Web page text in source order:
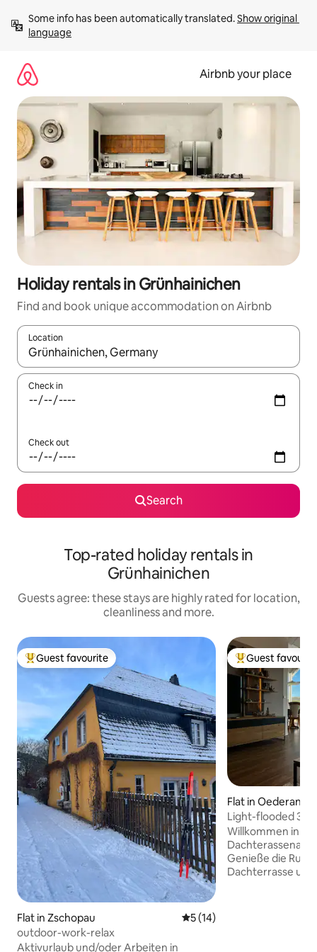
content
Some info has been automatically translated. Show original
language
Airbnb your place
Holiday rentals in Grünhainichen
Find and book unique accommodation on Airbnb
Location
When results are available, navigate with the up and down
Check in
Check out
Search
Top-rated holiday rentals in
Grünhainichen
Guests agree: these stays are highly rated for location,
cleanliness and more.
Top guest favourite
Guest favourite
Flat in Zschopau 5 out of 5 average rating,
5 (14)
outdoor-work-relax
Aktivurlaub und/oder Arbeiten in
Top guest
Guest
Flat in Oederan
Light-flooded 3-
apartment
Willkommen in
Genieße die
Dachterrasse